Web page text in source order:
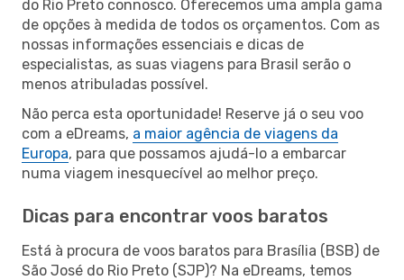
do Rio Preto connosco. Oferecemos uma ampla gama
de opções à medida de todos os orçamentos. Com as
nossas informações essenciais e dicas de
especialistas, as suas viagens para Brasil serão o
menos atribuladas possível.
Não perca esta oportunidade! Reserve já o seu voo
com a eDreams, a maior agência de viagens da
Europa, para que possamos ajudá-lo a embarcar
numa viagem inesquecível ao melhor preço.
Dicas para encontrar voos baratos
Está à procura de voos baratos para Brasília (BSB) de
São José do Rio Preto (SJP)? Na eDreams, temos